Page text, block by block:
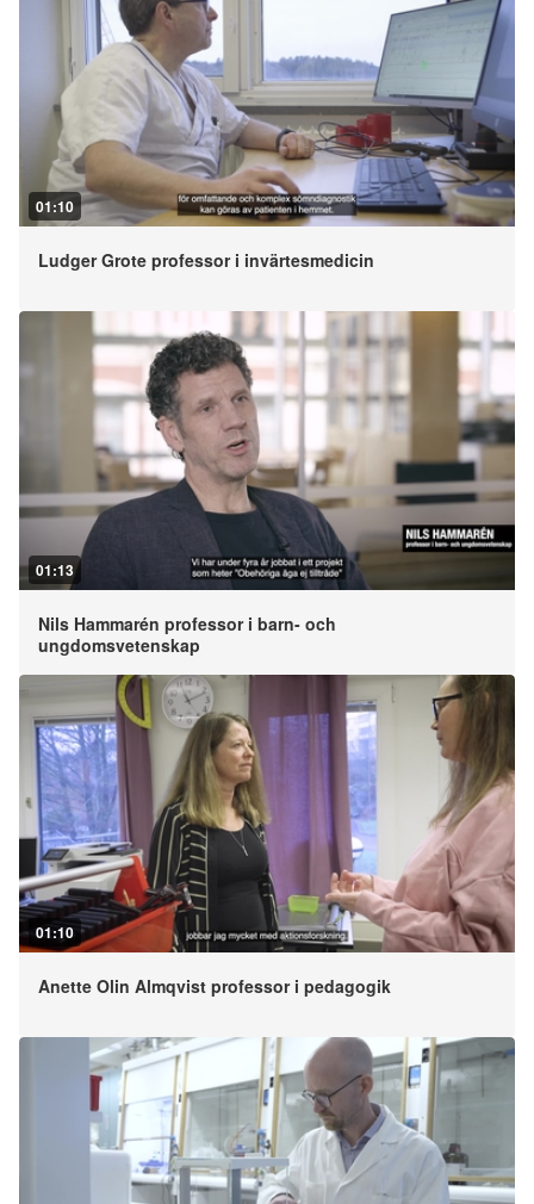
01:10
Ludger Grote professor i invärtesmedicin
01:13
Nils Hammarén professor i barn- och
ungdomsvetenskap
01:10
Anette Olin Almqvist professor i pedagogik